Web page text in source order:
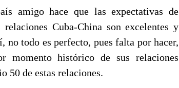
amigo hace que las expectativas de
Cuba-China son excelentes y
todo es perfecto, pues falta por hacer,
histórico de sus relaciones
50 de estas relaciones.